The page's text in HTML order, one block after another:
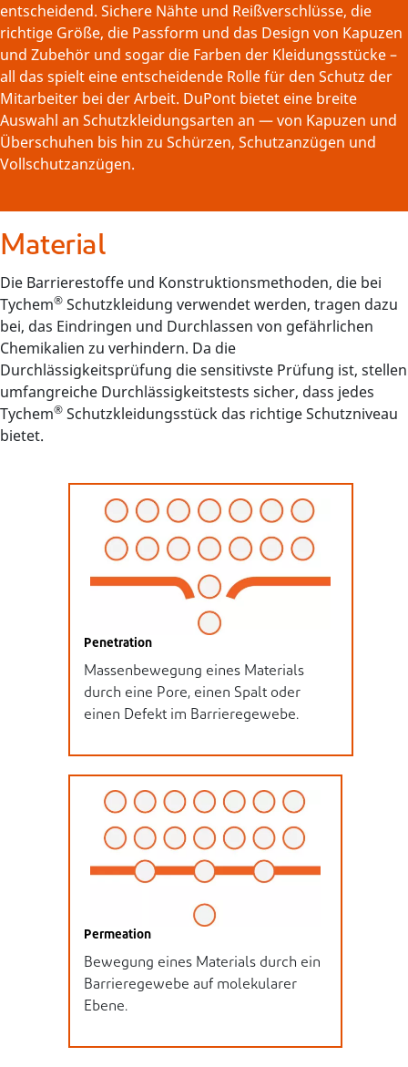
entscheidend. Sichere Nähte und Reißverschlüsse, die
richtige Größe, die Passform und das Design von Kapuzen
und Zubehör und sogar die Farben der Kleidungsstücke –
all das spielt eine entscheidende Rolle für den Schutz der
Mitarbeiter bei der Arbeit. DuPont bietet eine breite
Auswahl an Schutzkleidungsarten an — von Kapuzen und
Überschuhen bis hin zu Schürzen, Schutzanzügen und
Vollschutzanzügen.
Material
Die Barrierestoffe und Konstruktionsmethoden, die bei
Tychem® Schutzkleidung verwendet werden, tragen dazu
bei, das Eindringen und Durchlassen von gefährlichen
Chemikalien zu verhindern. Da die
Durchlässigkeitsprüfung die sensitivste Prüfung ist, stellen
umfangreiche Durchlässigkeitstests sicher, dass jedes
Tychem® Schutzkleidungsstück das richtige Schutzniveau
bietet.
Penetration
Massenbewegung eines Materials
durch eine Pore, einen Spalt oder
einen Defekt im Barrieregewebe.
Permeation
Bewegung eines Materials durch ein
Barrieregewebe auf molekularer
Ebene.